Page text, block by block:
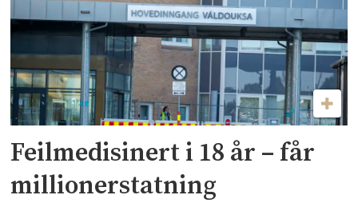
Feilmedisinert i 18 år – får
millionerstatning